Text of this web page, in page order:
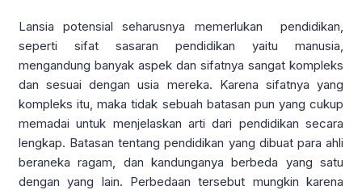
Lansia potensial seharusnya memerlukan pendidikan,
seperti sifat sasaran pendidikan yaitu manusia,
mengandung banyak aspek dan sifatnya sangat kompleks
dan sesuai dengan usia mereka. Karena sifatnya yang
kompleks itu, maka tidak sebuah batasan pun yang cukup
memadai untuk menjelaskan arti dari pendidikan secara
lengkap. Batasan tentang pendidikan yang dibuat para ahli
beraneka ragam, dan kandunganya berbeda yang satu
dengan yang lain. Perbedaan tersebut mungkin karena